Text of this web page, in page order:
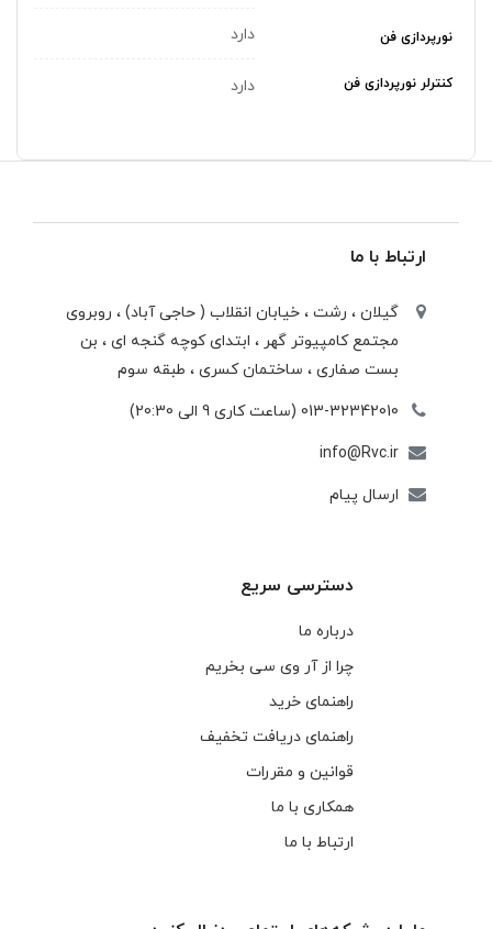
نورپردازی فن دارد
کنترلر نورپردازی فن دارد
ارتباط با ما
گیلان ، رشت ، خيابان انقلاب ( حاجی آباد) ، روبروی
مجتمع كامپيوتر گهر ، ابتدای كوچه گنجه ای ، بن
بست صفاری ، ساختمان كسری ، طبقه سوم
013-32342010 (ساعت کاری 9 الی 20:30)
info@Rvc.ir
ارسال پیام
دسترسی سریع
درباره ما
چرا از آر وی سی بخریم
راهنمای خرید
راهنمای دریافت تخفیف
قوانین و مقررات
همکاری با ما
ارتباط با ما